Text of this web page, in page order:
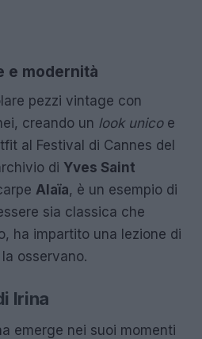
e modernità
pezzi vintage con
creando un look unicoe
al Festival di Cannes del
di Yves Saint
Alaïa, è un esempio di
sia classica che
ha impartito una lezione di
osservano.
Irina
emerge nei suoi momenti